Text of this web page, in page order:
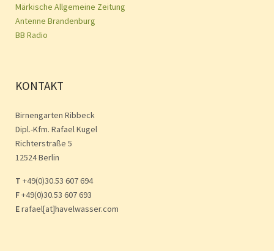
Märkische Allgemeine Zeitung
Antenne Brandenburg
BB Radio
KONTAKT
Birnengarten Ribbeck
Dipl.-Kfm. Rafael Kugel
Richterstraße 5
12524 Berlin
T +49(0)30.53 607 694
F+49(0)30.53 607 693
Erafael[at]havelwasser.com